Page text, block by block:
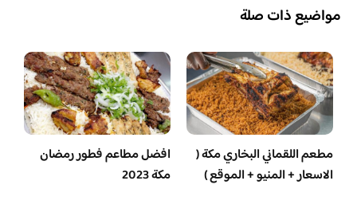
مواضيع ذات صلة
مطعم اللقماني البخاري مكة (
الاسعار + المنيو + الموقع )
افضل مطاعم فطور رمضان
مكة 2023